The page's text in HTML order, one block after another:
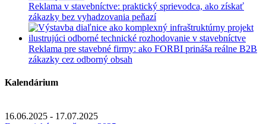
Reklama v stavebníctve: praktický sprievodca, ako získať
zákazky bez vyhadzovania peňazí
Reklama pre stavebné firmy: ako FORBI prináša reálne B2B
zákazky cez odborný obsah
Kalendárium
16.06.2025 - 17.07.2025